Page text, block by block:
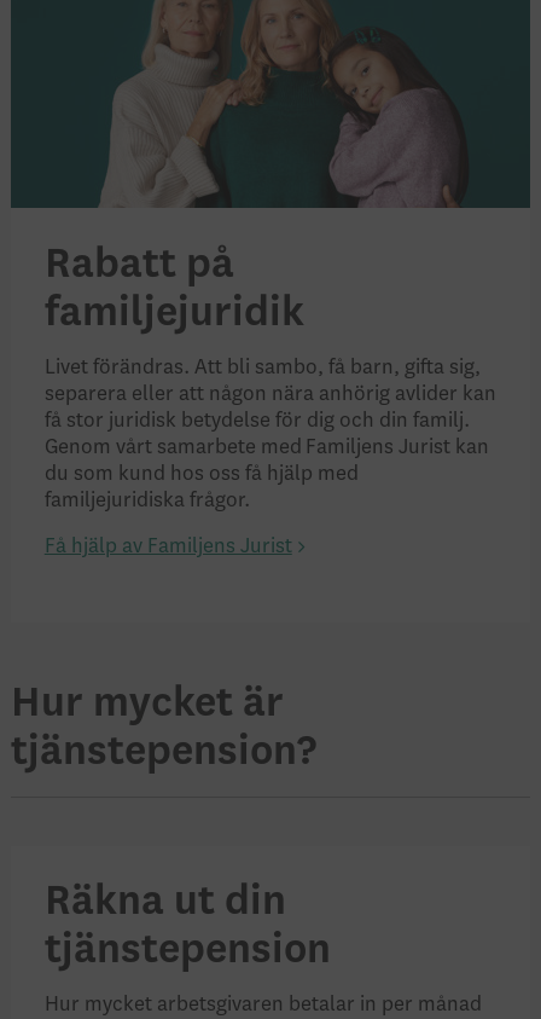
Rabatt på
familjejuridik
Livet förändras. Att bli sambo, få barn, gifta sig,
separera eller att någon nära anhörig avlider kan
få stor juridisk betydelse för dig och din familj.
Genom vårt samarbete med Familjens Jurist kan
du som kund hos oss få hjälp med
familjejuridiska frågor.
Få hjälp av Familjens Jurist
Hur mycket är
tjänstepension?
Räkna ut din
tjänstepension
Hur mycket arbetsgivaren betalar in per månad